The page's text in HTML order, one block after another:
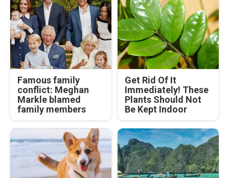
Famous family
conflict: Meghan
Markle blamed
family members
Get Rid Of It
Immediately! These
Plants Should Not
Be Kept Indoor